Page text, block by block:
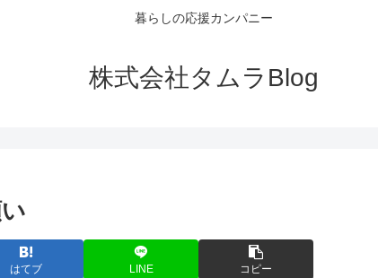
暮らしの応援カンパニー
株式会社タムラBlog
はてブ LINE コピー